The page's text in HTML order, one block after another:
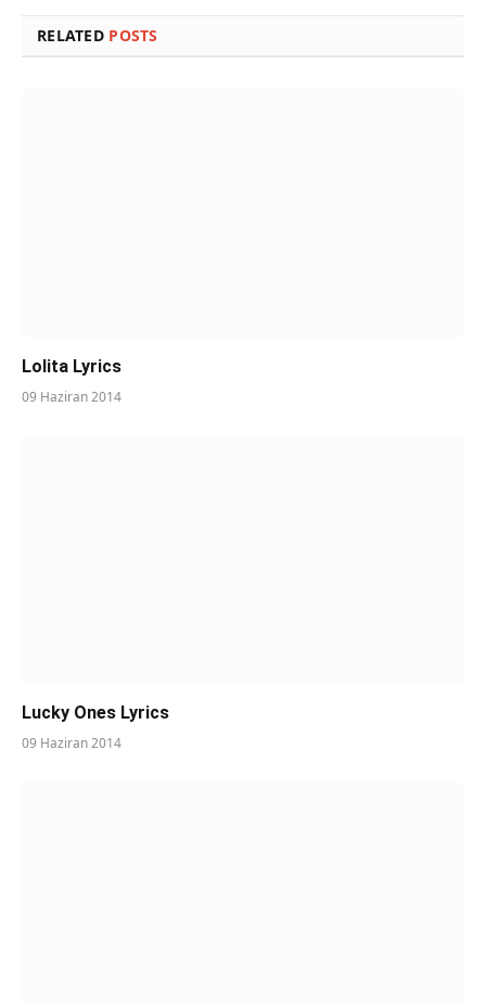
RELATED POSTS
Lolita Lyrics
09 Haziran 2014
Lucky Ones Lyrics
09 Haziran 2014